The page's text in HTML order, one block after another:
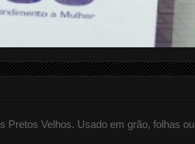
Pretos Velhos. Usado em grão, folhas ou